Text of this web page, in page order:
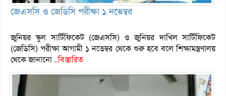
জেএসসি ও জেডিসি পরীক্ষা ১ নভেম্বর
জুনিয়র স্কুল সার্টিফিকেট (জেএসসি) ও জুনিয়র দাখিল সার্টিফিকেট
(জেডিসি) পরীক্ষা আগামী ১ নভেম্বর থেকে শুরু হবে বলে শিক্ষামন্ত্রণালয়
থেকে জানানো..বিস্তারিত